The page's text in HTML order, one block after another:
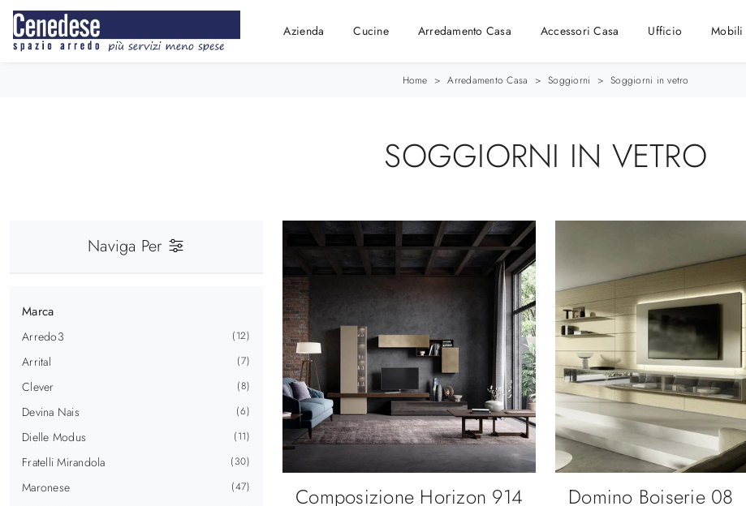
Azienda Cucine Arredamento Casa Accessori Casa Ufficio Mobili
Home > Arredamento Casa > Soggiorni > Soggiorni in vetro
SOGGIORNI IN VETRO
Naviga Per
Marca
Arredo3 12
Arrital 7
Clever 8
Devina Nais 6
Dielle Modus 11
Fratelli Mirandola 30
Maronese 47 Composizione Horizon 914 Domino Boiserie 08